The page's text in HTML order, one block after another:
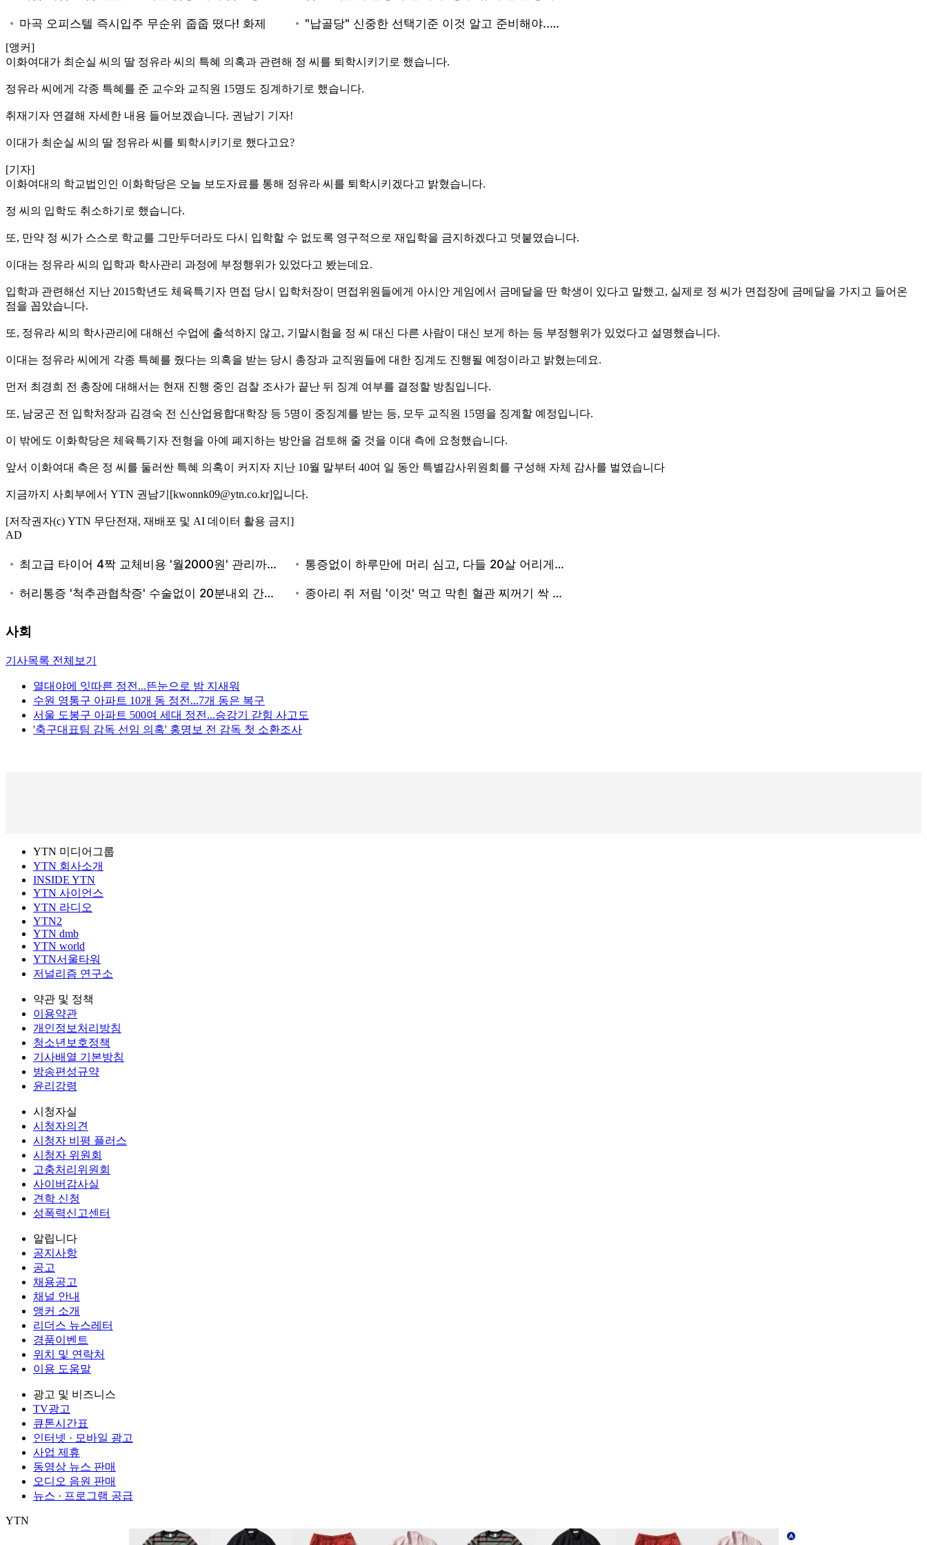
[앵커]
이화여대가 최순실 씨의 딸 정유라 씨의 특혜 의혹과 관련해 정 씨를 퇴학시키기로 했습니다.
정유라 씨에게 각종 특혜를 준 교수와 교직원 15명도 징계하기로 했습니다.
취재기자 연결해 자세한 내용 들어보겠습니다. 권남기 기자!
이대가 최순실 씨의 딸 정유라 씨를 퇴학시키기로 했다고요?
[기자]
이화여대의 학교법인인 이화학당은 오늘 보도자료를 통해 정유라 씨를 퇴학시키겠다고 밝혔습니다.
정 씨의 입학도 취소하기로 했습니다.
또, 만약 정 씨가 스스로 학교를 그만두더라도 다시 입학할 수 없도록 영구적으로 재입학을 금지하겠다고 덧붙였습니다.
이대는 정유라 씨의 입학과 학사관리 과정에 부정행위가 있었다고 봤는데요.
입학과 관련해선 지난 2015학년도 체육특기자 면접 당시 입학처장이 면접위원들에게 아시안 게임에서 금메달을 딴 학생이 있다고 말했고, 실제로 정 씨가 면접장에 금메달을 가지고 들어온
점을 꼽았습니다.
또, 정유라 씨의 학사관리에 대해선 수업에 출석하지 않고, 기말시험을 정 씨 대신 다른 사람이 대신 보게 하는 등 부정행위가 있었다고 설명했습니다.
이대는 정유라 씨에게 각종 특혜를 줬다는 의혹을 받는 당시 총장과 교직원들에 대한 징계도 진행될 예정이라고 밝혔는데요.
먼저 최경희 전 총장에 대해서는 현재 진행 중인 검찰 조사가 끝난 뒤 징계 여부를 결정할 방침입니다.
또, 남궁곤 전 입학처장과 김경숙 전 신산업융합대학장 등 5명이 중징계를 받는 등, 모두 교직원 15명을 징계할 예정입니다.
이 밖에도 이화학당은 체육특기자 전형을 아예 폐지하는 방안을 검토해 줄 것을 이대 측에 요청했습니다.
앞서 이화여대 측은 정 씨를 둘러싼 특혜 의혹이 커지자 지난 10월 말부터 40여 일 동안 특별감사위원회를 구성해 자체 감사를 벌였습니다
지금까지 사회부에서 YTN 권남기[kwonnk09@ytn.co.kr]입니다.
[저작권자(c) YTN 무단전재, 재배포 및 AI 데이터 활용 금지]
AD
사회
기사목록 전체보기
열대야에 잇따른 정전...뜬눈으로 밤 지새워
수원 영통구 아파트 10개 동 정전...7개 동은 복구
서울 도봉구 아파트 500여 세대 정전...승강기 갇힘 사고도
'축구대표팀 감독 선임 의혹' 홍명보 전 감독 첫 소환조사
YTN 미디어그룹
YTN 회사소개
INSIDE YTN
YTN 사이언스
YTN 라디오
YTN2
YTN dmb
YTN world
YTN서울타워
저널리즘 연구소
약관 및 정책
이용약관
개인정보처리방침
청소년보호정책
기사배열 기본방침
방송편성규약
윤리강령
시청자실
시청자의견
시청자 비평 플러스
시청자 위원회
고충처리위원회
사이버감사실
견학 신청
성폭력신고센터
알립니다
공지사항
공고
채용공고
채널 안내
앵커 소개
리더스 뉴스레터
경품이벤트
위치 및 연락처
이용 도움말
광고 및 비즈니스
TV광고
큐톤시간표
인터넷 · 모바일 광고
사업 제휴
동영상 뉴스 판매
오디오 음원 판매
뉴스 · 프로그램 공급
YTN
서울특별시 마포구 상암산로 76 (상암동) 대표전화: 02-398-8000 팩스: 02-398-8129
사업자등록번호: 102-81-32883